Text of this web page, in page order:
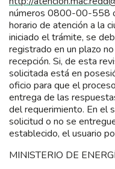
números 0800-00-558
horario de atención a la
iniciado el trámite, se
registrado en un plazo
recepción. Si, de esta
solicitada está en
oficio para que el
entrega de las
del requerimiento. En el
solicitud o no se
establecido, el usuario
MINISTERIO DE